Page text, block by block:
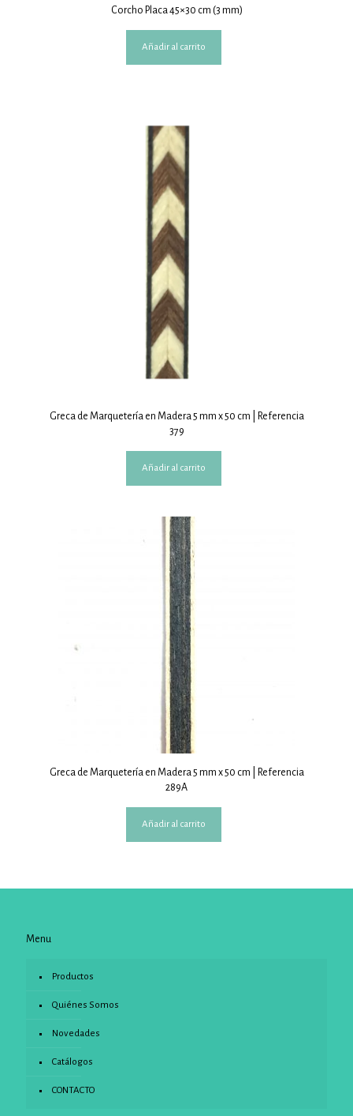
Corcho Placa 45×30 cm (3 mm)
Añadir al carrito
Greca de Marquetería en Madera 5 mm x 50 cm | Referencia
379
Añadir al carrito
Greca de Marquetería en Madera 5 mm x 50 cm | Referencia
289A
Añadir al carrito
Menu
Productos
Quiénes Somos
Novedades
Catálogos
CONTACTO